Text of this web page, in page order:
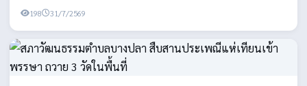
198 31/7/2569